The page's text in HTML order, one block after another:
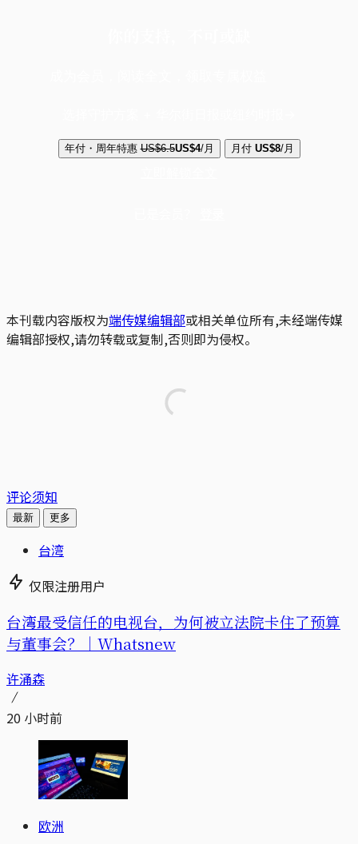
年付・周年特惠 US$6.5US$4/月 月付 US$8/月
本刊载内容版权为端传媒编辑部或相关单位所有,未经端传媒
编辑部授权,请勿转载或复制,否则即为侵权。
评论须知
最新 更多
台湾
仅限注册用户
台湾最受信任的电视台，为何被立法院卡住了预算
与董事会？｜Whatsnew
许涌森
20 小时前
欧洲